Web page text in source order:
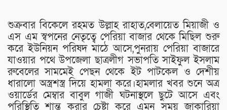
শুক্রবার বিকেলে রহমত উল্লাহ রাহাত,বেলায়েত মিয়াজী ও
এস এম স্বপনের নেতৃত্বে পেরিয়া বাজার থেকে মিছিল শুরু
করে ইউনিয়ন পরিষদ মাঠে আসে,পুনরায় পেরিয়া বাজারে
যাওয়ার পথে উপজেলা ছাত্রলীগ সভাপতি সাইফুল ইসলাম
রুবেলের সামমেই পেছন থেকে ইট পাটকেল ও দেশীয়
ধারালো অস্ত্রশস্ত্র দিয়ে হামলা করে।হামলার খবর শুনে অত্র
ওয়ার্ডের মেম্বার বাবুল গাজী ঘটনাস্থলে ছুটে আসে এবং
পরিস্থিতি শান্ত করার চেষ্টা করে এমন সময় জাকারিয়া